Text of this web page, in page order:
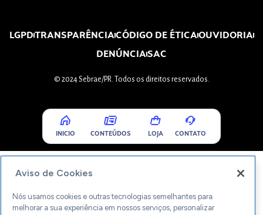
LGPDTRANSPARÊNCIACÓDIGO DE ÉTICAOUVIDORIA
DENÚNCIASAC
© 2024 Sebrae/PR. Todos os direitos reservados.
INICIO CONTEÚDOS LOJA CONTATO
Aviso de Cookies
Nós usamos cookies e outras tecnologias semelhantes para
melhorar a sua experiência em nossos serviços, personalizar